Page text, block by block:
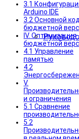
3.1
Arduino IDE
3.2 Основной
бюджетной
IV. Оптимизация
бюджетной
4.1 Управление
памятью
4.2
V.
и ограничения
5.1 Сравнение
5.2